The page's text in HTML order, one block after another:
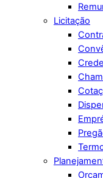
Licitação